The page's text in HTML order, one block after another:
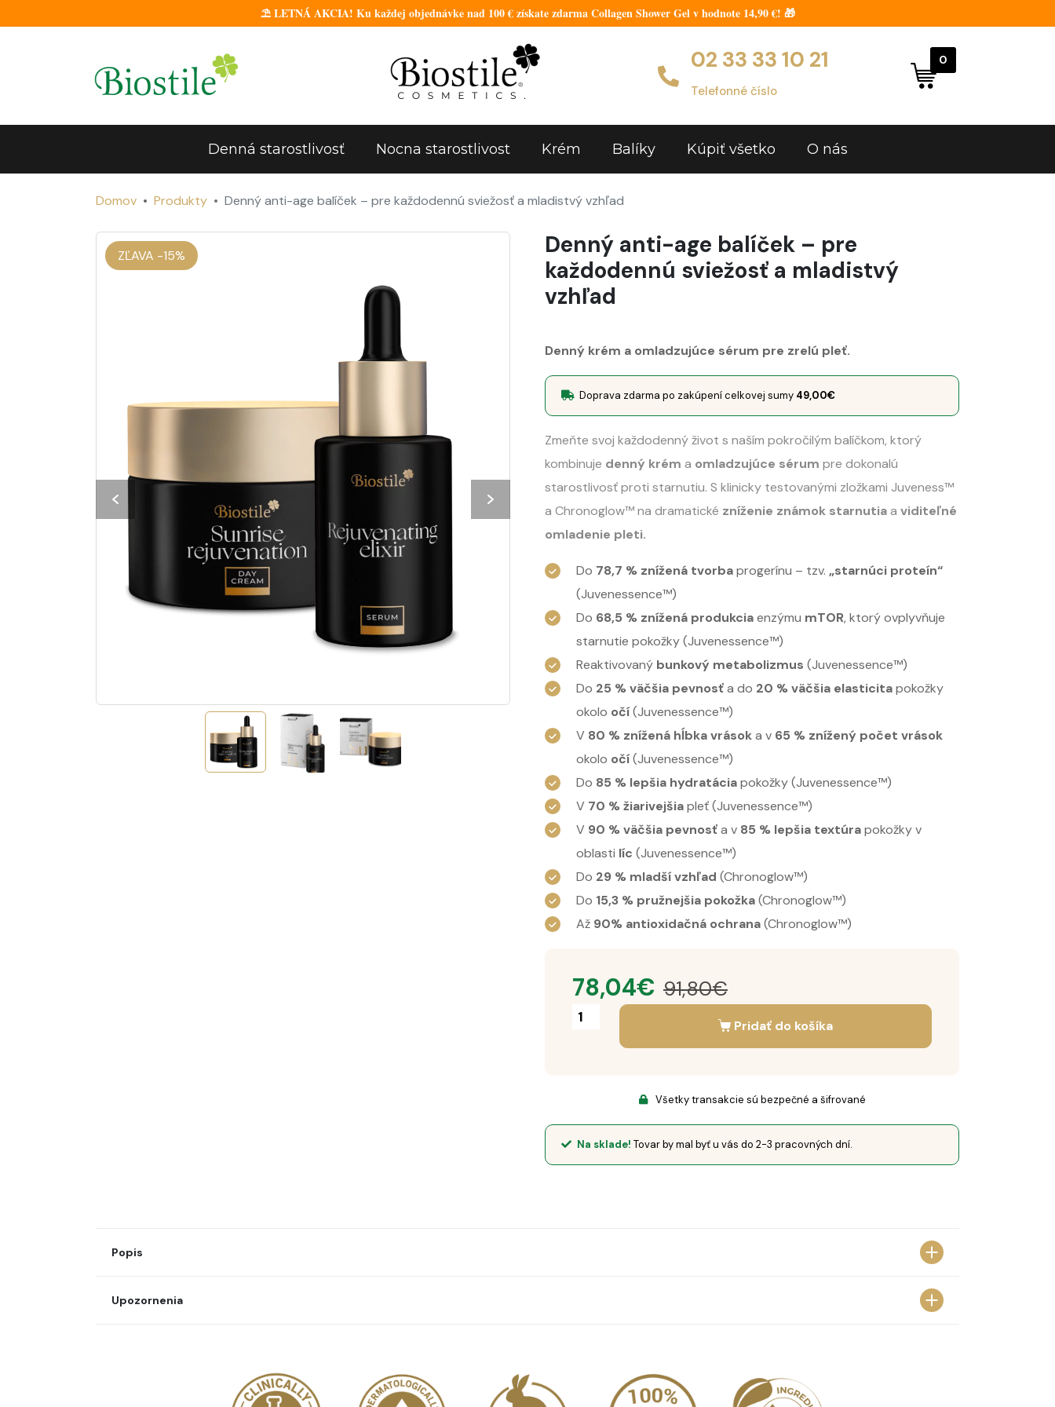
⛱️ LETNÁ AKCIA! Ku každej objednávke nad 100 € získate zdarma Collagen Shower Gel v hodnote 14,90 €! 🎁
02 33 33 10 21
Telefonné číslo
0
Denná starostlivosť Nocna starostlivost Krém Balíky Kúpiť všetko O nás
Domov Produkty Denný anti-age balíček – pre každodennú sviežosť a mladistvý vzhľad
ZĽAVA -15%
Denný anti-age balíček – pre
každodennú sviežosť a mladistvý
vzhľad
Denný krém a omladzujúce sérum pre zrelú pleť.
Doprava zdarma po zakúpení celkovej sumy 49,00€
Zmeňte svoj každodenný život s naším pokročilým balíčkom, ktorý
kombinuje denný krém a omladzujúce sérum pre dokonalú
starostlivosť proti starnutiu. S klinicky testovanými zložkami Juveness™
a Chronoglow™ na dramatické zníženie známok starnutiaa viditeľné
omladenie pleti.
Do 78,7 % znížená tvorbaprogerínu – tzv. „starnúci proteín“
(Juvenessence™)
Do 68,5 % znížená produkciaenzýmu mTOR, ktorý ovplyvňuje
starnutie pokožky (Juvenessence™)
Reaktivovaný bunkový metabolizmus (Juvenessence™)
Do 25 % väčšia pevnosťa do 20 % väčšia elasticitapokožky
okolo očí(Juvenessence™)
V 80 % znížená hĺbka vrásoka v 65 % znížený počet vrások
okolo očí(Juvenessence™)
Do 85 % lepšia hydratáciapokožky (Juvenessence™)
V 70 % žiarivejšiapleť (Juvenessence™)
V 90 % väčšia pevnosťa v 85 % lepšia textúrapokožky v
oblasti líc (Juvenessence™)
Do 29 % mladší vzhľad (Chronoglow™)
Do 15,3 % pružnejšia pokožka(Chronoglow™)
Až 90% antioxidačná ochrana(Chronoglow™)
91,80€
78,04€
Pridať do košíka
Všetky transakcie sú bezpečné a šifrované
Na sklade! Tovar by mal byť u vás do 2-3 pracovných dní.
Popis
DENNÝ BALÍČEK PROTI STARNUTIU
NA NICH UROBIL DOJEM!
Upozornenia
Výživový doplnok nie je náhradou pestrej a vyváženej stravy ani zdravého životného štýlu.